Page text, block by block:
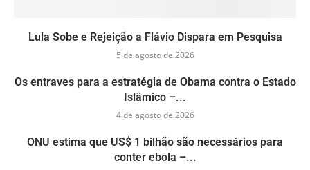
Lula Sobe e Rejeição a Flávio Dispara em Pesquisa
5 de agosto de 2026
Os entraves para a estratégia de Obama contra o Estado
Islâmico –...
4 de agosto de 2026
ONU estima que US$ 1 bilhão são necessários para
conter ebola –...